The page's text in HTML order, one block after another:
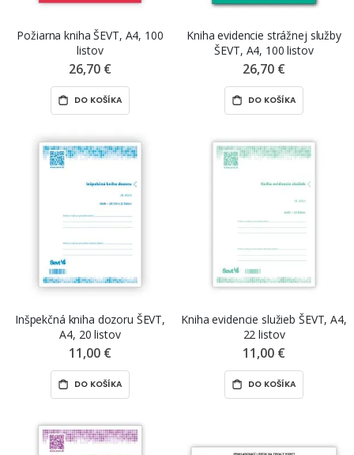
Požiarna kniha ŠEVT, A4, 100
listov
26,70 €
DO KOŠÍKA
Kniha evidencie strážnej služby
ŠEVT, A4, 100 listov
26,70 €
DO KOŠÍKA
Inšpekčná kniha dozoru ŠEVT,
A4, 20 listov
11,00 €
DO KOŠÍKA
Kniha evidencie služieb ŠEVT, A4,
22 listov
11,00 €
DO KOŠÍKA